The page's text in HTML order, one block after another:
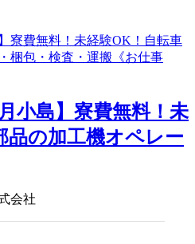
小島】寮費無料！未
品の加工機オペレー
会社